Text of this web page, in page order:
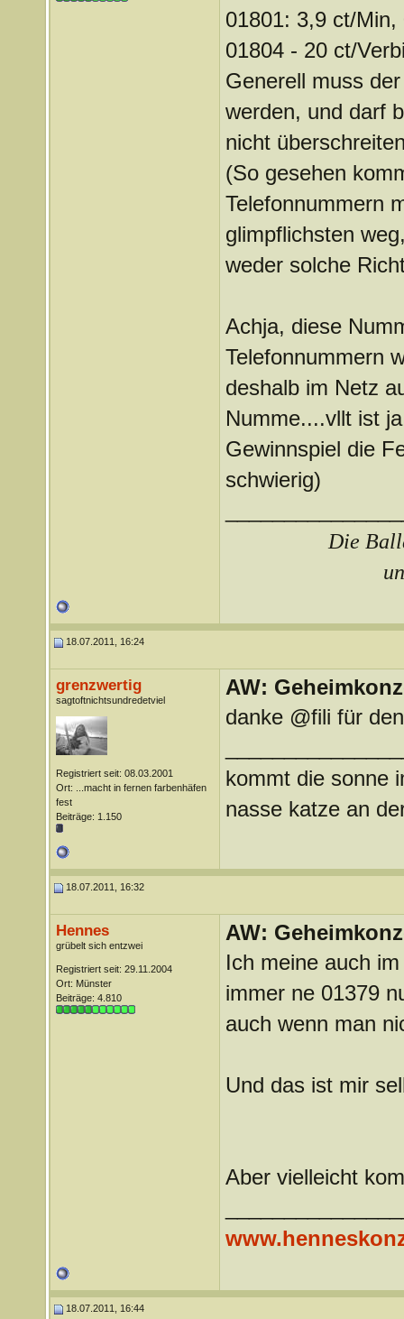
01801: 3,9 ct/
01804 - 20 ct/
Generell muss
werden, und darf
nicht
(So gesehen
Telefonnummern
glimpflichsten
weder solche
Achja, diese
Telefonnummern
deshalb im Netz
Numme....vllt ist
Gewinnspiel die
schwierig)
Die
18.07.2011, 16:24
grenzwertig
sagtoftnichtsundredetviel
Registriert seit: 08.03.2001
Ort: ...macht in fernen farbenhäfen
fest
Beiträge: 1.150
AW:
danke @fili für
kommt die sonne
nasse katze an
18.07.2011, 16:32
Hennes
grübelt sich entzwei
Registriert seit: 29.11.2004
Ort: Münster
Beiträge: 4.810
AW:
Ich meine auch
immer ne 01379
auch wenn man
Und das ist mir
Aber vielleicht
18.07.2011, 16:44